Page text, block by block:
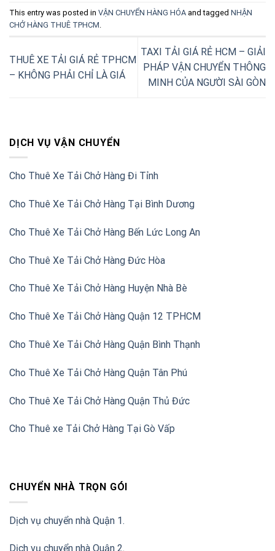
DỊCH VỤ VẬN CHUYỂN
Cho Thuê Xe Tải Chở Hàng Đi Tỉnh
Cho Thuê Xe Tải Chở Hàng Tại Bình Dương
Cho Thuê Xe Tải Chở Hàng Bến Lức Long An
Cho Thuê Xe Tải Chở Hàng Đức Hòa
Cho Thuê Xe Tải Chở Hàng Huyện Nhà Bè
Cho Thuê Xe Tải Chở Hàng Quận 12 TPHCM
Cho Thuê Xe Tải Chở Hàng Quận Bình Thạnh
Cho Thuê Xe Tải Chở Hàng Quận Tân Phú
Cho Thuê Xe Tải Chở Hàng Quận Thủ Đức
Cho Thuê xe Tải Chở Hàng Tại Gò Vấp
CHUYỂN NHÀ TRỌN GÓI
Dịch vụ chuyển nhà Quận 1.
Dịch vụ chuyển nhà Quận 2.
This entry was posted in VẬN CHUYỂN HÀNG HÓA and tagged NHẬN
CHỞ HÀNG THUÊ TPHCM
THUÊ XE TẢI GIÁ RẺ TPHCM
– KHÔNG PHẢI CHỈ LÀ GIÁ
TAXI TẢI GIÁ RẺ HCM – GIẢI
PHÁP VẬN CHUYỂN THÔNG
MINH CỦA NGƯỜI SÀI GÒN